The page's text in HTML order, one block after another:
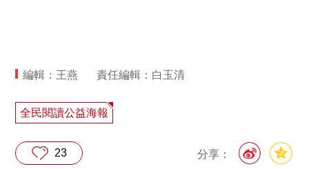
編輯：王燕 責任編輯：白玉清
全民閱讀公益海報
分享：
23